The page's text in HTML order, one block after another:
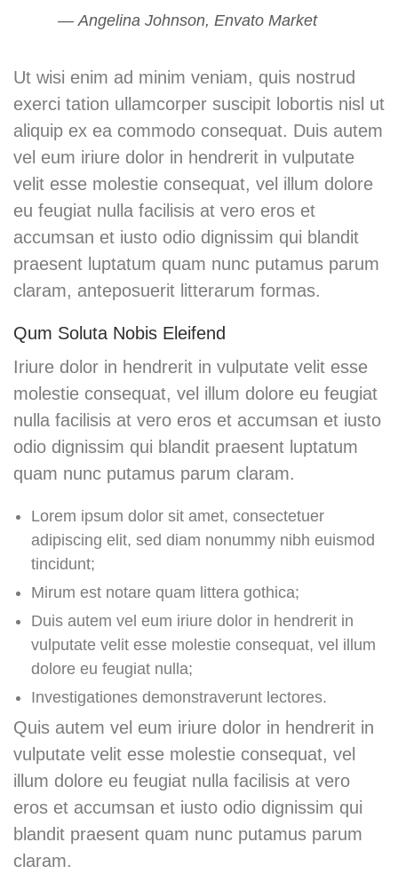
Angelina Johnson, Envato Market
Ut wisi enim ad minim veniam, quis nostrud
exerci tation ullamcorper suscipit lobortis nisl ut
aliquip ex ea commodo consequat. Duis autem
vel eum iriure dolor in hendrerit in vulputate
velit esse molestie consequat, vel illum dolore
eu feugiat nulla facilisis at vero eros et
accumsan et iusto odio dignissim qui blandit
praesent luptatum quam nunc putamus parum
claram, anteposuerit litterarum formas.
Qum Soluta Nobis Eleifend
Iriure dolor in hendrerit in vulputate velit esse
molestie consequat, vel illum dolore eu feugiat
nulla facilisis at vero eros et accumsan et iusto
odio dignissim qui blandit praesent luptatum
quam nunc putamus parum claram.
Lorem ipsum dolor sit amet, consectetuer
adipiscing elit, sed diam nonummy nibh euismod
tincidunt;
Mirum est notare quam littera gothica;
Duis autem vel eum iriure dolor in hendrerit in
vulputate velit esse molestie consequat, vel illum
dolore eu feugiat nulla;
Investigationes demonstraverunt lectores.
Quis autem vel eum iriure dolor in hendrerit in
vulputate velit esse molestie consequat, vel
illum dolore eu feugiat nulla facilisis at vero
eros et accumsan et iusto odio dignissim qui
blandit praesent quam nunc putamus parum
claram.